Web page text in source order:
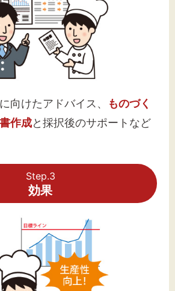
向けたアドバイス、
ものづく
作成と採択後のサポートなど
Step.3
効果